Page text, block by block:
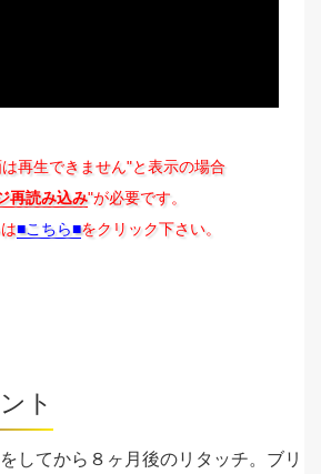
再生できません"と表示の場合
再読み込み"が必要です。
■こちら■をクリック下さい。
ト
してから８ヶ月後のリタッチ。ブリ